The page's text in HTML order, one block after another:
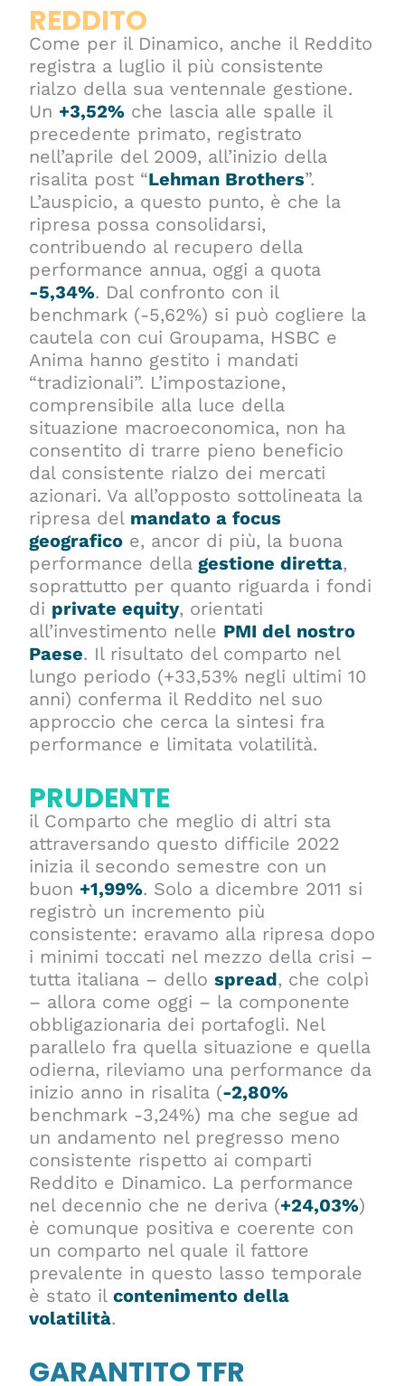
REDDITO
Come per il Dinamico, anche il Reddito
registra a luglio il più consistente
rialzo della sua ventennale gestione.
Un +3,52% che lascia alle spalle il
precedente primato, registrato
nell’aprile del 2009, all’inizio della
risalita post “Lehman Brothers”.
L’auspicio, a questo punto, è che la
ripresa possa consolidarsi,
contribuendo al recupero della
performance annua, oggi a quota
-5,34%. Dal confronto con il
benchmark (-5,62%) si può cogliere la
cautela con cui Groupama, HSBC e
Anima hanno gestito i mandati
“tradizionali”. L’impostazione,
comprensibile alla luce della
situazione macroeconomica, non ha
consentito di trarre pieno beneficio
dal consistente rialzo dei mercati
azionari. Va all’opposto sottolineata la
ripresa del mandato a focus
geografico e, ancor di più, la buona
performance della gestione diretta,
soprattutto per quanto riguarda i fondi
di private equity, orientati
all’investimento nelle PMI del nostro
Paese. Il risultato del comparto nel
lungo periodo (+33,53% negli ultimi 10
anni) conferma il Reddito nel suo
approccio che cerca la sintesi fra
performance e limitata volatilità.
PRUDENTE
il Comparto che meglio di altri sta
attraversando questo difficile 2022
inizia il secondo semestre con un
buon +1,99%. Solo a dicembre 2011 si
registrò un incremento più
consistente: eravamo alla ripresa dopo
i minimi toccati nel mezzo della crisi –
tutta italiana – dellospread, che colpì
– allora come oggi – la componente
obbligazionaria dei portafogli. Nel
parallelo fra quella situazione e quella
odierna, rileviamo una performance da
inizio anno in risalita (-2,80%
benchmark -3,24%) ma che segue ad
un andamento nel pregresso meno
consistente rispetto ai comparti
Reddito e Dinamico. La performance
nel decennio che ne deriva (+24,03%)
è comunque positiva e coerente con
un comparto nel quale il fattore
prevalente in questo lasso temporale
è stato ilcontenimento della
volatilità.
GARANTITO TFR